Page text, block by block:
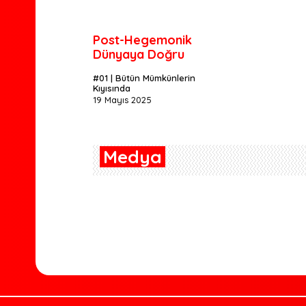
Post-Hegemonik
Dünyaya Doğru
#01 | Bütün Mümkünlerin
Kıyısında
19 Mayıs 2025
Medya